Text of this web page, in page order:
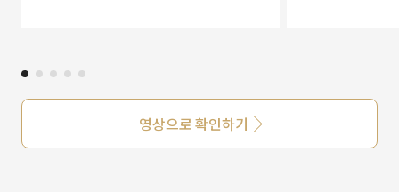
영상으로 확인하기